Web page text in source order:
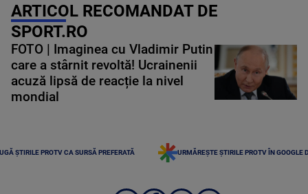
ARTICOL RECOMANDAT DE
SPORT.RO
FOTO | Imaginea cu Vladimir Putin
care a stârnit revoltă! Ucrainenii
acuză lipsă de reacție la nivel
mondial
ȘTIRILE PROTV CA SURSĂ PREFERATĂ URMĂREȘTE ȘTIRILE PROTV ÎN GOOGLE